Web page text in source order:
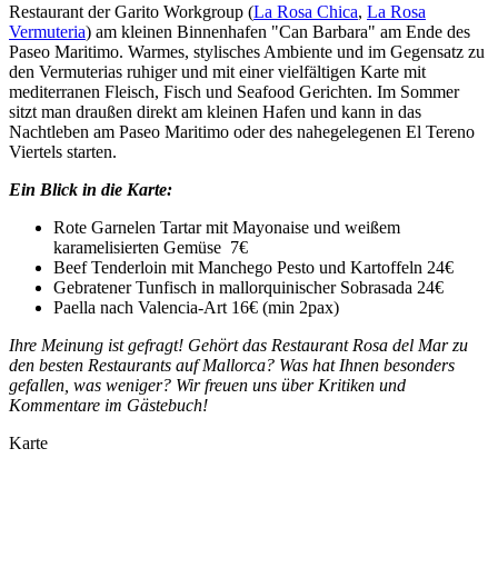
Restaurant der Garito Workgroup (La Rosa Chica, La Rosa
Vermuteria) am kleinen Binnenhafen "Can Barbara" am Ende des
Paseo Maritimo. Warmes, stylisches Ambiente und im Gegensatz zu
den Vermuterias ruhiger und mit einer vielfältigen Karte mit
mediterranen Fleisch, Fisch und Seafood Gerichten. Im Sommer
sitzt man draußen direkt am kleinen Hafen und kann in das
Nachtleben am Paseo Maritimo oder des nahegelegenen El Tereno
Viertels starten.
Ein Blick in die Karte:
Rote Garnelen Tartar mit Mayonaise und weißem
karamelisierten Gemüse 7€
Beef Tenderloin mit Manchego Pesto und Kartoffeln 24€
Gebratener Tunfisch in mallorquinischer Sobrasada 24€
Paella nach Valencia-Art 16€ (min 2pax)
Ihre Meinung ist gefragt! Gehört das Restaurant Rosa del Mar zu
den besten Restaurants auf Mallorca? Was hat Ihnen besonders
gefallen, was weniger? Wir freuen uns über Kritiken und
Kommentare im Gästebuch!
Karte